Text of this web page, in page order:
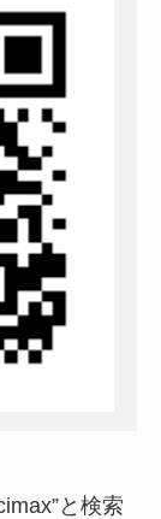
と検索